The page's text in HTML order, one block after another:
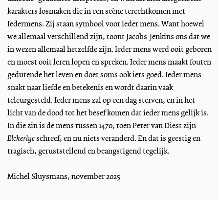
karakters losmaken die in een scène terechtkomen met
Iedermens. Zij staan symbool voor ieder mens. Want hoewel
we allemaal verschillend zijn, toont Jacobs-Jenkins ons dat we
in wezen allemaal hetzelfde zijn. Ieder mens werd ooit geboren
en moest ooit leren lopen en spreken. Ieder mens maakt fouten
gedurende het leven en doet soms ook iets goed. Ieder mens
snakt naar liefde en betekenis en wordt daarin vaak
teleurgesteld. Ieder mens zal op een dag sterven, en in het
licht van de dood tot het besef komen dat ieder mens gelijk is.
In die zin is de mens tussen 1470, toen Peter van Diest zijn
Elckerlycschreef, en nu niets veranderd. En dat is geestig en
tragisch, geruststellend en beangstigend tegelijk.
Michel Sluysmans, november 2025